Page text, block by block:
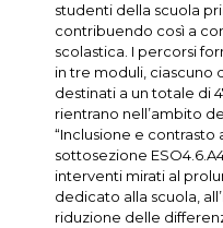
studenti della scuola
contribuendo così a
scolastica. I percorsi
in tre moduli, ciascuno
destinati a un totale di
rientrano nell’ambito
“Inclusione e contrasto
sottosezione
interventi mirati al
dedicato alla scuola,
riduzione delle